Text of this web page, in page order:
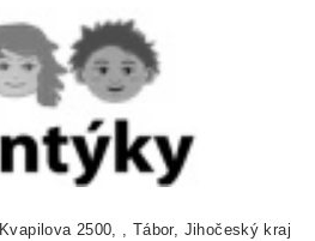
Kvapilova 2500, , Tábor, Jihočeský kraj